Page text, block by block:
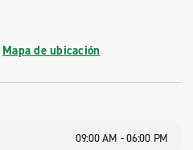
Mapa de ubicación
09:00 AM - 06:00 PM